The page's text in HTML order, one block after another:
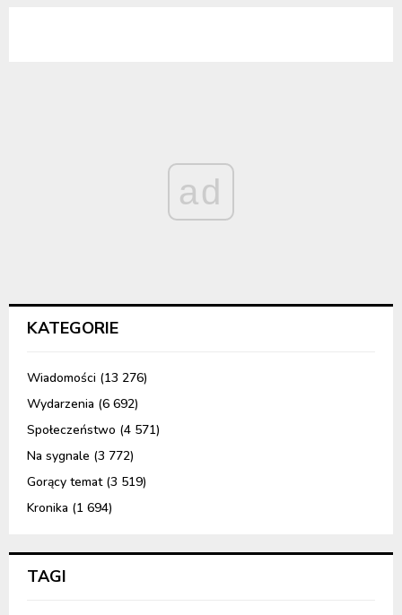
ad
KATEGORIE
Wiadomości (13 276)
Wydarzenia (6 692)
Społeczeństwo (4 571)
Na sygnale (3 772)
Gorący temat(3 519)
Kronika (1 694)
TAGI